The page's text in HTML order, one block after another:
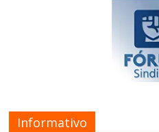
Informativo